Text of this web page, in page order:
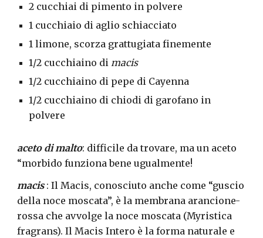
2 cucchiai di pimento in polvere
1 cucchiaio di aglio schiacciato
1 limone, scorza grattugiata finemente
1/2 cucchiaino dimacis
1/2 cucchiaino di pepe di Cayenna
1/2 cucchiaino di chiodi di garofano in
polvere
aceto di malto: difficile da trovare, ma un aceto
“morbido funziona bene ugualmente!
macis : Il Macis, conosciuto anche come “guscio
della noce moscata”, è la membrana arancione-
rossa che avvolge la noce moscata (Myristica
fragrans). Il Macis Intero è la forma naturale e